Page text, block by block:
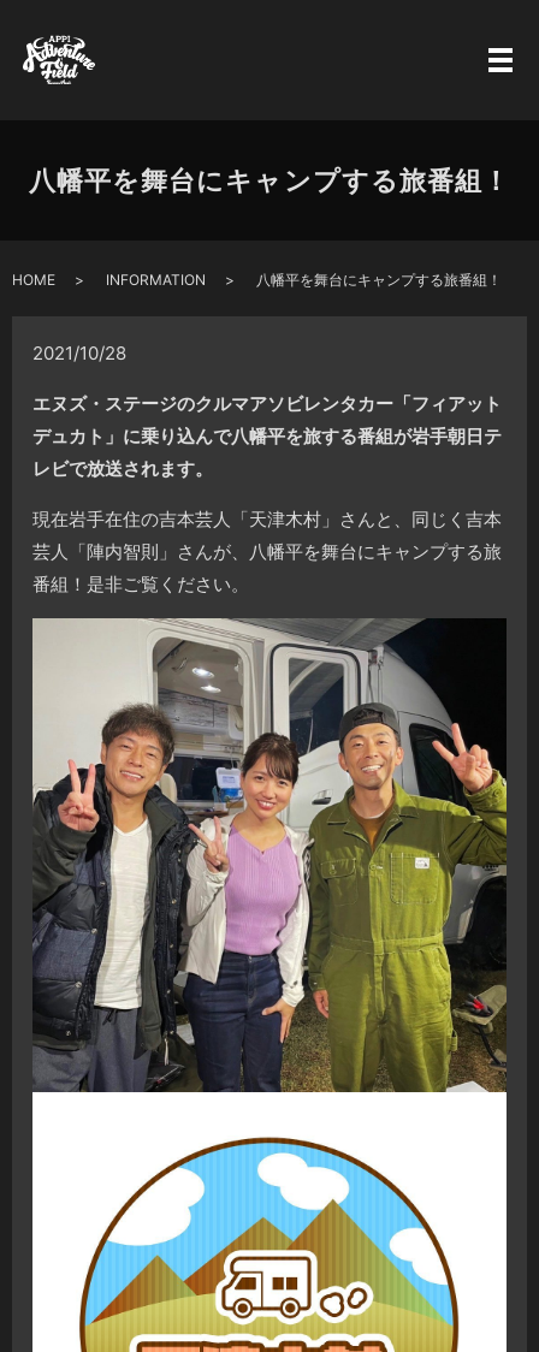
八幡平を舞台にキャンプする旅番組！
HOME INFORMATION 八幡平を舞台にキャンプする旅番組！
2021/10/28
エヌズ・ステージのクルマアソビレンタカー「フィアット
デュカト」に乗り込んで八幡平を旅する番組が岩手朝日テ
レビで放送されます。
現在岩手在住の吉本芸人「天津木村」さんと、同じく吉本
芸人「陣内智則」さんが、八幡平を舞台にキャンプする旅
番組！是非ご覧ください。